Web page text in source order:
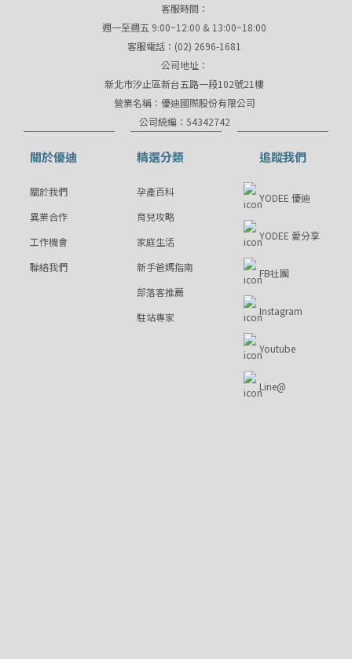
客服時間：
週一至週五 9:00~12:00 & 13:00~18:00
客服電話：(02) 2696-1681
公司地址：
新北市汐止區新台五路一段102號21樓
營業名稱：優迪國際股份有限公司
公司統編：54342742
關於優迪
關於我們
異業合作
工作機會
聯絡我們
精選分類
孕產百科
育兒攻略
家庭生活
新手爸媽指南
部落客推薦
駐站專家
追蹤我們
YODEE 優迪
YODEE 愛分享
FB社團
Instagram
Youtube
Line@